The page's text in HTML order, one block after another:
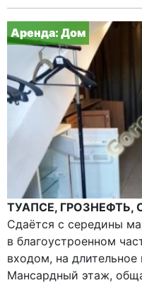
Аренда: Дом
ТУАПСЕ, ГРОЗНЕФТЬ,
Сдаётся с середины
в благоустроенном
входом, на длительное
Мансардный этаж,